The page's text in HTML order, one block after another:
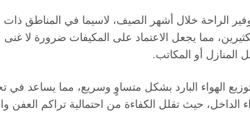
الراحة خلال أشهر الصيف، لاسيما في المناطق ذات
مما يجعل الاعتماد على المكيفات ضرورة لا
أو المكاتب.
الهواء البارد بشكل متساوٍ وسريع، مما يساعد في
حيث تقلل الكفاءة من احتمالية تراكم العفن